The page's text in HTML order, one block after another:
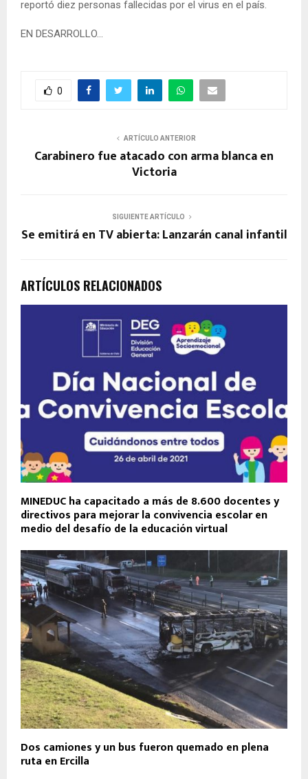
reportó diez personas fallecidas por el virus en el país.
EN DESARROLLO…
0
ARTÍCULO ANTERIOR
Carabinero fue atacado con arma blanca en
Victoria
SIGUIENTE ARTÍCULO
Se emitirá en TV abierta: Lanzarán canal infantil
ARTÍCULOS RELACIONADOS
MINEDUC ha capacitado a más de 8.600 docentes y
directivos para mejorar la convivencia escolar en
medio del desafío de la educación virtual
Dos camiones y un bus fueron quemado en plena
ruta en Ercilla